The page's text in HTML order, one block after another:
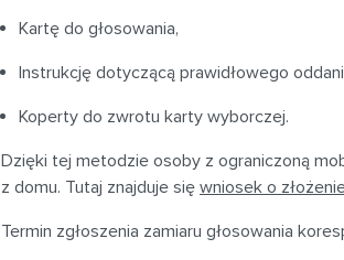
Kartę do głosowania,
Instrukcję dotyczącą prawidłowego
Koperty do zwrotu karty wyborczej.
Dzięki tej metodzie osoby z ograniczoną
z domu. Tutaj znajduje się wniosek o
Termin zgłoszenia zamiaru głosowania